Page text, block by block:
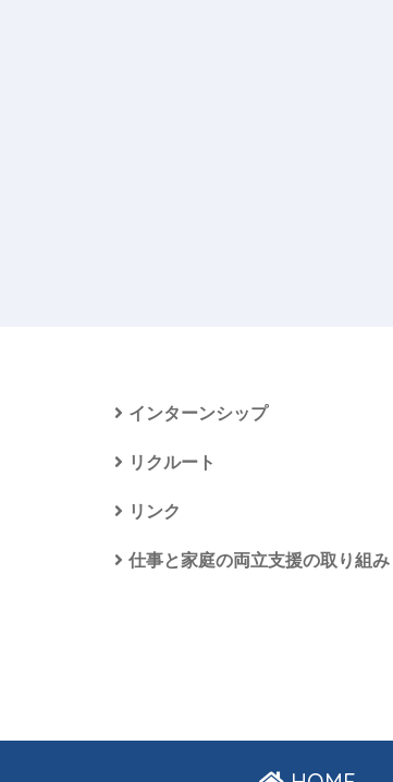
インターンシップ
リクルート
リンク
仕事と家庭の両立支援の取り組み